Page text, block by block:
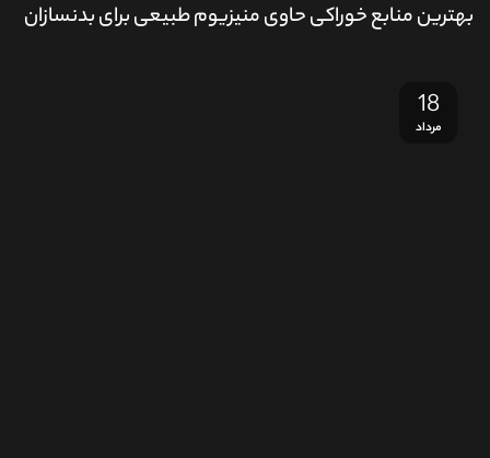
بهترین منابع خوراکی حاوی منیزیوم طبیعی برای بدنسازان
18
مرداد